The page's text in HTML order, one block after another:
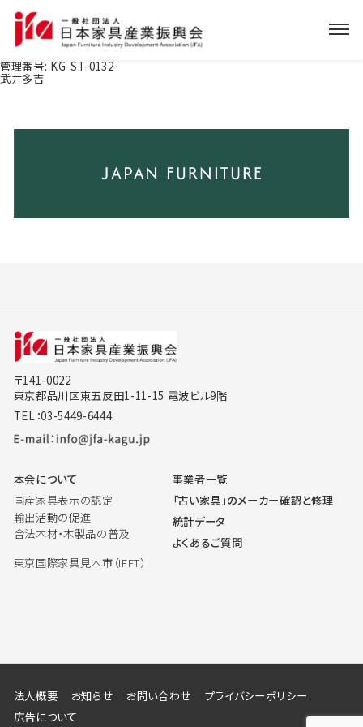
管理番号: KG-ST-0132
武井多吉
〒141-0022
東京都品川区東五反田1-11-15 電波ビル9階
TEL：03-5449-6444
本会について
国産家具表示の認定
輸出活動の促進
合法木材・木製品の普及
東京国際家具見本市（IFFT）
事業者一覧
「古い家具」のメーカー確認と修理
統計データ
よくあるご質問
法人概要 お知らせ お問い合わせ
プライバシーポリシー
広告について